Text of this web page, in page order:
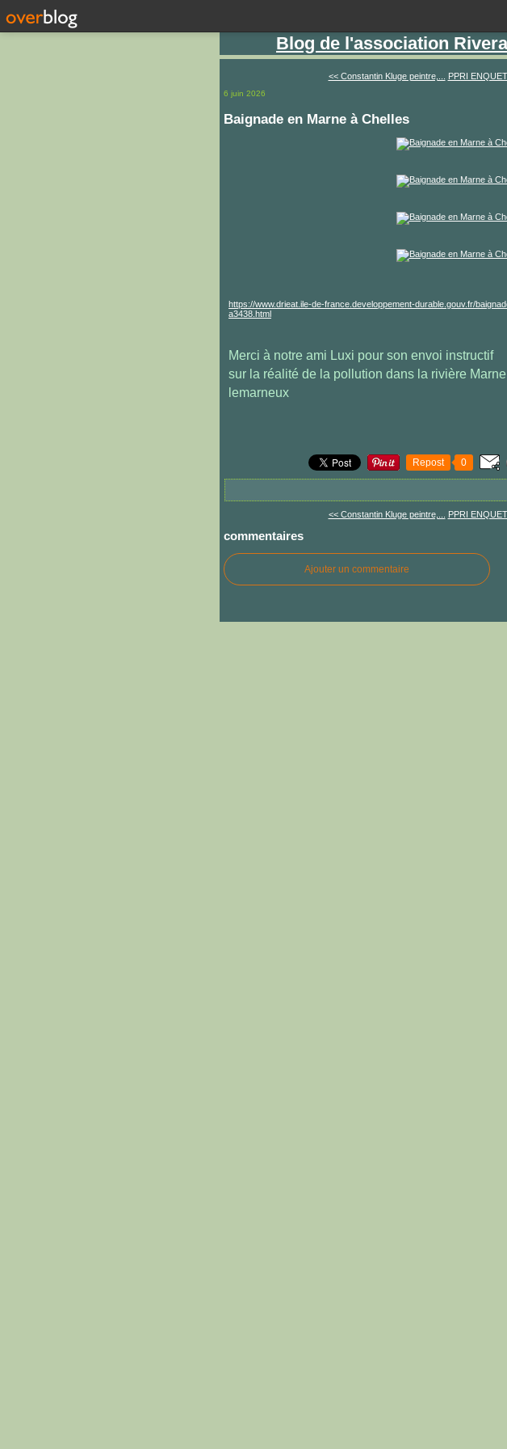
Blog de l'association
<< Constantin Kluge peintre,... PPRI
6 juin 2026
Baignade en Marne à Chelles
https://www.drieat.ile-de-france.developpement-durable.gouv.fr/
a3438.html
Merci à notre ami Luxi pour son envoi instructif
sur la réalité de la pollution dans la rivière
lemarneux
Repost 0
<< Constantin Kluge peintre,... PPRI
commentaires
Ajouter un commentaire